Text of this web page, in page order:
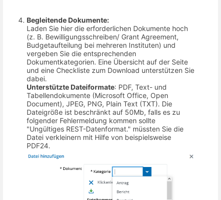
Begleitende Dokumente:
Laden Sie hier die erforderlichen Dokumente hoch
(z. B. Bewilligungsschreiben/ Grant Agreement,
Budgetaufteilung bei mehreren Instituten) und
vergeben Sie die entsprechenden
Dokumentkategorien. Eine Übersicht auf der Seite
und eine Checkliste zum Download unterstützen Sie
dabei.
Unterstützte Dateiformate: PDF, Text- und
Tabellendokumente (Microsoft Office, Open
Document), JPEG, PNG, Plain Text (TXT). Die
Dateigröße ist beschränkt auf 50Mb, falls es zu
folgender Fehlermeldung kommen sollte
"Ungültiges REST-Datenformat." müssten Sie die
Datei verkleinern mit Hilfe von beispielsweise
PDF24.